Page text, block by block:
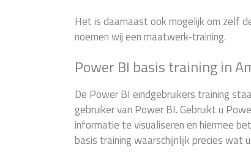
Het is daarnaast ook mogelijk om zelf
noemen wij een maatwerk-training.
Power BI basis training in
De Power BI eindgebruikers training
gebruiker van Power BI. Gebruikt u
informatie te visualiseren en hiermee
basis training waarschijnlijk precies wat